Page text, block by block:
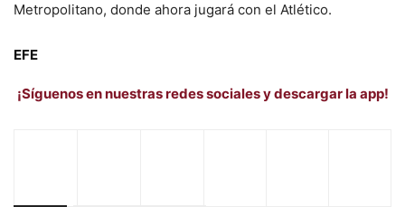
Metropolitano, donde ahora jugará con el Atlético.
EFE
¡Síguenos en nuestras redes sociales y descargar la app!